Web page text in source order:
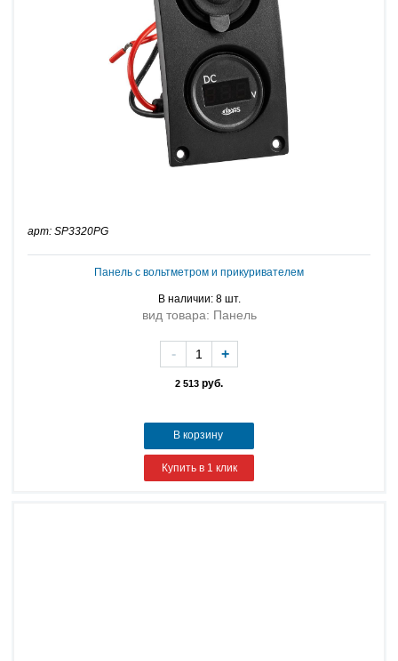
арт: SP3320PG
Панель с вольтметром и прикуривателем
В наличии: 8 шт.
вид товара: Панель
2 513 руб.
- +
В корзину
Купить в 1 клик